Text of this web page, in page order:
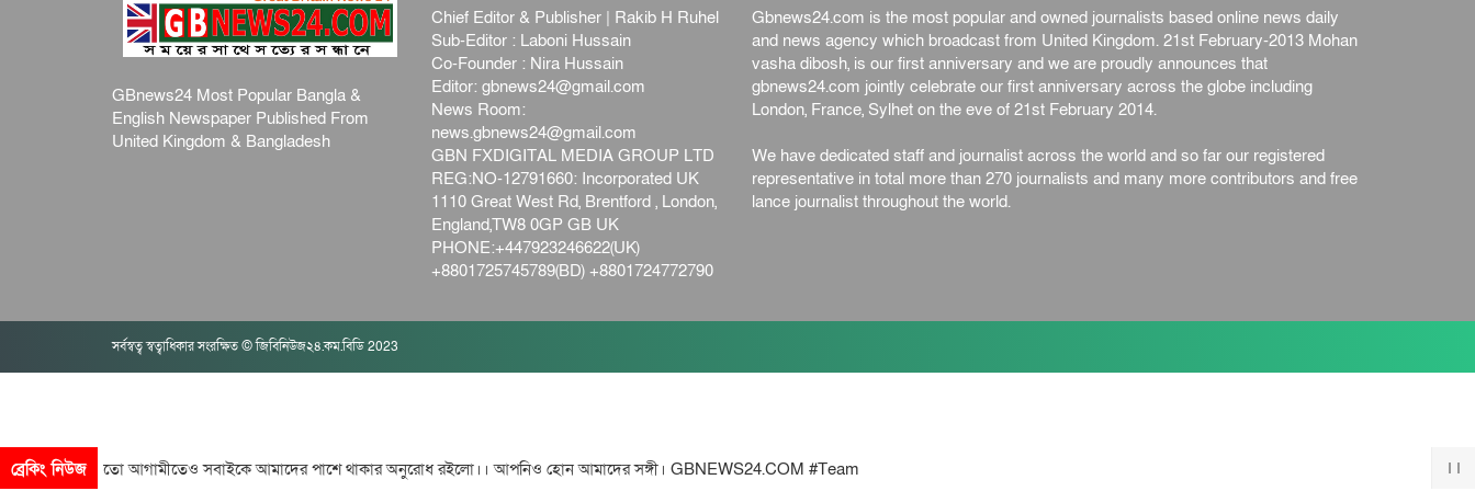
GBnews24 Most Popular Bangla &
English Newspaper Published From
United Kingdom & Bangladesh
Chief Editor & Publisher | Rakib H Ruhel
Sub-Editor : Laboni Hussain
Co-Founder : Nira Hussain
Editor:gbnews24@gmail.com
News Room:
news.gbnews24@gmail.com
GBN FXDIGITAL MEDIA GROUP LTD
REG:NO-12791660: Incorporated UK
1110 Great West Rd, Brentford , London,
England,TW8 0GP GB UK
PHONE:+447923246622(UK)
+8801725745789(BD) +8801724772790
Gbnews24.com is the most popular and owned journalists based online news daily
and news agency which broadcast from United Kingdom. 21st February-2013 Mohan
vasha dibosh, is our first anniversary and we are proudly announces that
gbnews24.com jointly celebrate our first anniversary across the globe including
London, France, Sylhet on the eve of 21st February 2014.
We have dedicated staff and journalist across the world and so far our registered
representative in total more than 270 journalists and many more contributors and free
lance journalist throughout the world.
সর্বস্বত্ব স্বত্বাধিকার সংরক্ষিত © জিবিনিউজ২৪.কম.বিডি 2023
ব্রেকিং নিউজ
মতো আগামীতেও সবাইকে আমাদের পাশে থাকার অনুরোধ রইলো।। আপনিও হোন আমাদের সঙ্গী। GBNEWS24.COM #Team